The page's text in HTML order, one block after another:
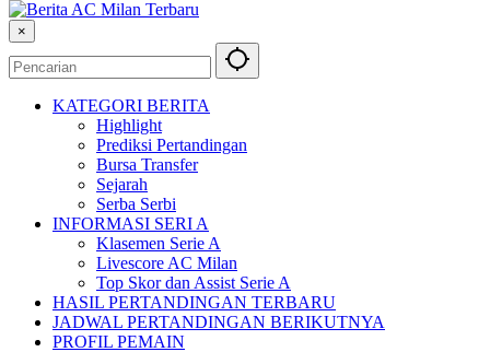
×
KATEGORI BERITA
Highlight
Prediksi Pertandingan
Bursa Transfer
Sejarah
Serba Serbi
INFORMASI SERI A
Klasemen Serie A
Livescore AC Milan
Top Skor dan Assist Serie A
HASIL PERTANDINGAN TERBARU
JADWAL PERTANDINGAN BERIKUTNYA
PROFIL PEMAIN